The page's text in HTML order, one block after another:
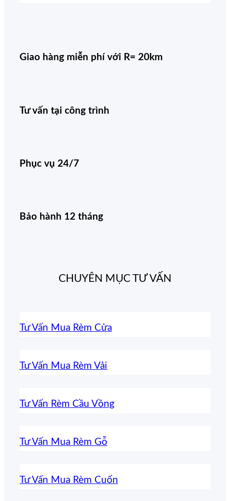
Giao hàng miễn phí với R= 20km
Tư vấn tại công trình
Phục vụ 24/7
Bảo hành 12 tháng
CHUYÊN MỤC TƯ VẤN
Tư Vấn Mua Rèm Cửa
Tư Vấn Mua Rèm Vải
Tư Vấn Rèm Cầu Vồng
Tư Vấn Mua Rèm Gỗ
Tư Vấn Mua Rèm Cuốn